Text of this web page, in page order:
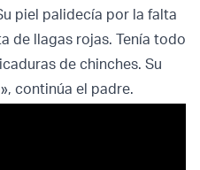
piel palidecía por la falta
de llagas rojas. Tenía todo
de chinches. Su
continúa el padre.